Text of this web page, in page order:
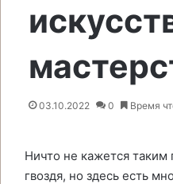
03.10.2022 0 Время
Ничто не кажется таким
гвоздя, но здесь есть